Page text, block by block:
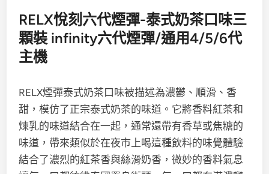
RELX悅刻六代煙彈-泰式奶茶口味三
顆裝 infinity六代煙彈/通用4/5/6代
主機
RELX煙彈泰式奶茶口味被描述為濃鬱、順滑、香
甜，模仿了正宗泰式奶茶的味道。 它將香料紅茶和
煉乳的味道結合在一起，通常還帶有香草或焦糖的
味道，帶來類似於在夜市上喝這種飲料的味覺體驗
結合了濃烈的紅茶香與絲滑奶香，微妙的香料氣息